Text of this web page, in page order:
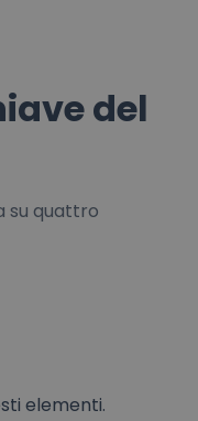
del
su quattro
elementi.